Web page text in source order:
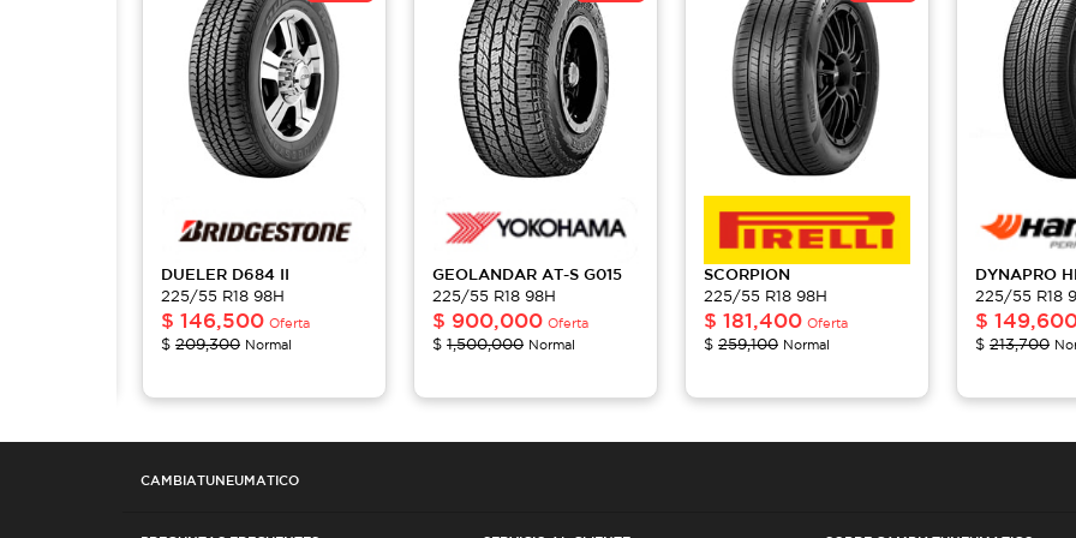
DUELER D684 II
225/55 R18 98H
$ 146,500 Oferta
$ 209,300 Normal
GEOLANDAR AT-S G015
225/55 R18 98H
$ 900,000 Oferta
$ 1,500,000 Normal
SCORPION
225/55 R18 98H
$ 181,400 Oferta
$ 259,100 Normal
DYNAPRO
225/55 R18
$
$ 213,700
CAMBIATUNEUMATICO